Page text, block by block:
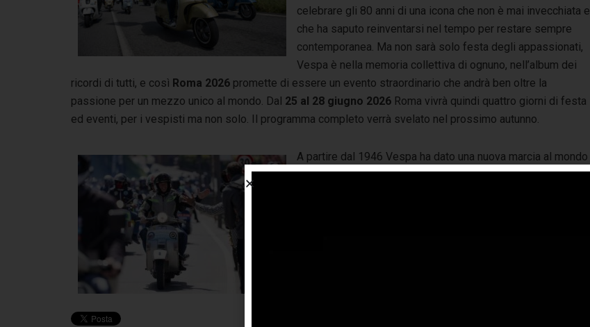
celebrare gli 80 anni di una icona che non è mai invecchiata e
che ha saputo reinventarsi nel tempo per restare sempre
contemporanea. Ma non sarà solo festa degli appassionati,
Vespa è nella memoria collettiva di ognuno, nell’album dei
ricordi di tutti, e così Roma 2026 promette di essere un evento straordinario che andrà ben oltre la
passione per un mezzo unico al mondo. Dal 25 al 28 giugno 2026 Roma vivrà quindi quattro giorni di festa
ed eventi, per i vespisti ma non solo. Il programma completo verrà svelato nel prossimo autunno.
A partire dal 1946 Vespa ha dato una nuova marcia al mondo
intero diffondendosi ovunque e unendo in un’unica passione